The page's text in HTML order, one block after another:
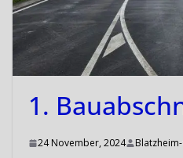
1.
24 November, 2024